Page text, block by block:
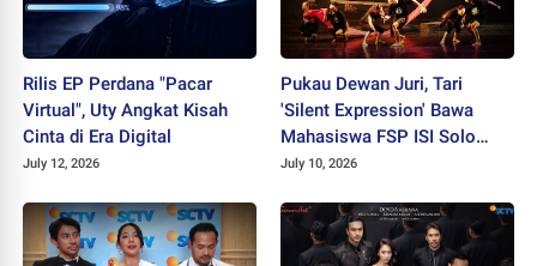
Rilis EP Perdana "Pacar
Virtual", Uty Angkat Kisah
Cinta di Era Digital
July 12, 2026
Pukau Dewan Juri, Tari
'Silent Expression' Bawa
Mahasiswa FSP ISI Solo
Sabet Juara II PEKSIMIDA
July 10, 2026